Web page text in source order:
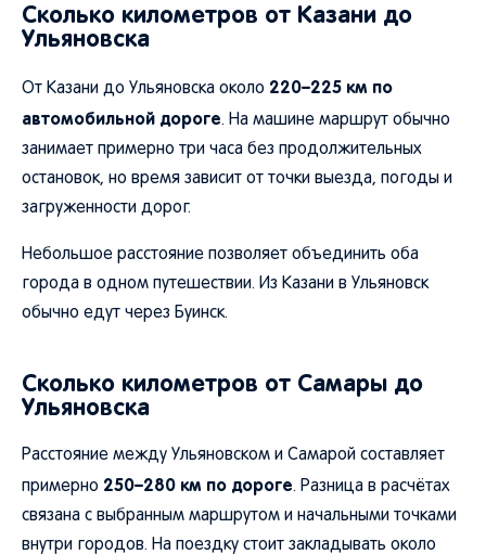
Сколько километров от Казани до
Ульяновска
От Казани до Ульяновска около 220–225 км по
автомобильной дороге. На машине маршрут обычно
занимает примерно три часа без продолжительных
остановок, но время зависит от точки выезда, погоды и
загруженности дорог.
Небольшое расстояние позволяет объединить оба
города в одном путешествии. Из Казани в Ульяновск
обычно едут через Буинск.
Сколько километров от Самары до
Ульяновска
Расстояние между Ульяновском и Самарой составляет
примерно 250–280 км по дороге. Разница в расчётах
связана с выбранным маршрутом и начальными точками
внутри городов. На поездку стоит закладывать около